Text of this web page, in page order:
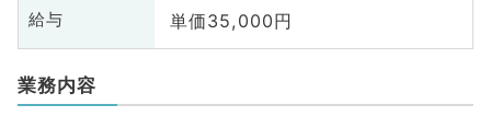
給与 単価35,000円
業務内容